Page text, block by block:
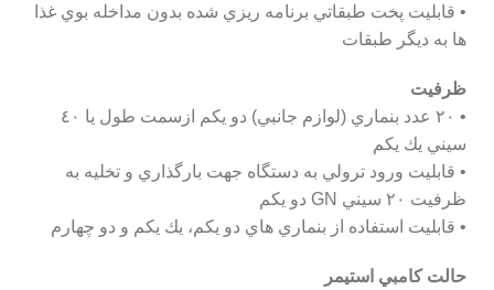
• قابليت پخت طبقاتي برنامه ريزي شده بدون مداخله بوي غذا
ها به ديگر طبقات
ظرفيت
• ٢٠ عدد بنماري (لوازم جانبي) دو يكم ازسمت طول يا ٤٠
سيني يك يكم
• قابليت ورود ترولي به دستگاه جهت بارگذاري و تخليه به
ظرفيت ٢٠ سيني GN دو يكم
• قابليت استفاده از بنماري هاي دو يكم، يك يكم و دو چهارم
حالت كامبي استيمر